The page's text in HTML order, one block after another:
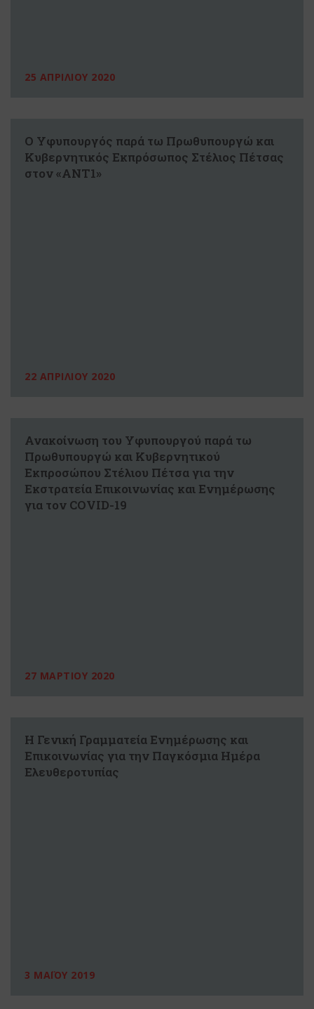
25 ΑΠΡΙΛΙΟΥ 2020
Ο Υφυπουργός παρά τω Πρωθυπουργώ και
Κυβερνητικός Εκπρόσωπος Στέλιος Πέτσας
στον «ΑΝΤ1»
22 ΑΠΡΙΛΙΟΥ 2020
Ανακοίνωση του Υφυπουργού παρά τω
Πρωθυπουργώ και Κυβερνητικού
Εκπροσώπου Στέλιου Πέτσα για την
Εκστρατεία Επικοινωνίας και Ενημέρωσης
για τον COVID-19
27 ΜΑΡΤΙΟΥ 2020
Η Γενική Γραμματεία Ενημέρωσης και
Επικοινωνίας για την Παγκόσμια Ημέρα
Ελευθεροτυπίας
3 ΜΑΪΟΥ 2019